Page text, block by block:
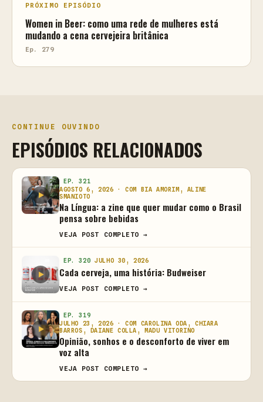
PRÓXIMO EPISÓDIO
Women in Beer: como uma rede de mulheres está
mudando a cena cervejeira britânica
Ep. 279
CONTINUE OUVINDO
EPISÓDIOS RELACIONADOS
EP. 321
AGOSTO 6, 2026 · COM BIA AMORIM, ALINE
SMANIOTO
Na Língua: a zine que quer mudar como o Brasil
pensa sobre bebidas
VEJA POST COMPLETO →
EP. 320 JULHO 30, 2026
Cada cerveja, uma história: Budweiser
VEJA POST COMPLETO →
EP. 319
JULHO 23, 2026 · COM CAROLINA ODA, CHIARA
BARROS, DAIANE COLLA, MADU VITORINO
Opinião, sonhos e o desconforto de viver em
voz alta
VEJA POST COMPLETO →